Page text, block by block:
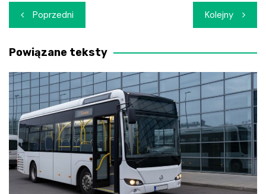
Nawigacja
wpisu
Poprzedni Kolejny
Powiązane teksty